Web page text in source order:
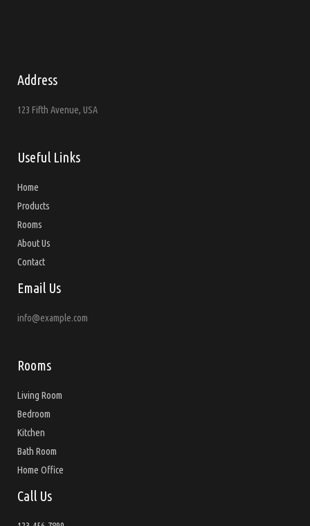
Address
123 Fifth Avenue, USA
Useful Links
Home
Products
Rooms
About Us
Contact
Email Us
info@example.com
Rooms
Living Room
Bedroom
Kitchen
Bath Room
Home Office
Call Us